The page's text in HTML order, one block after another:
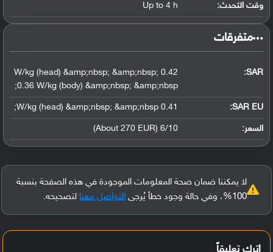
وقت التحدث: Up to 4 h
‏متفرقات‏
SAR
:
0.42 W/kg (head) &amp;nbsp; &amp;nbsp;
0.36 W/kg (body) &amp;nbsp; &amp;nbsp;
SAR EU:
0.41 W/kg (head) &amp;nbsp; &amp;nbsp;
السعر: 6/10 (About 270 EUR)
لا يمكننا ضمان صحة المعلومات الموجودة في هذه الصفحة بنسبة
100%، وفي حالة وجود خطأ يُرجى
التواصل معنا لتصحيحه.
اترك تعليقاً